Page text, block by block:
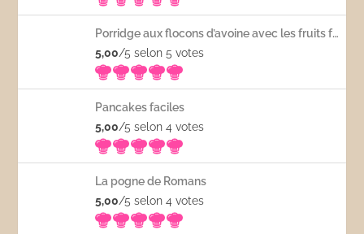
Porridge aux flocons d’avoine avec les fruits frais
5,00/5 selon 5votes
Pancakes faciles
5,00/5 selon 4votes
La pogne de Romans
5,00/5 selon 4votes